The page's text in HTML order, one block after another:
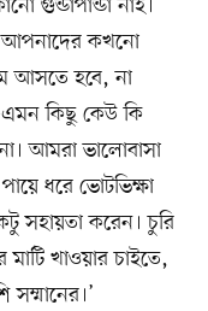
আপনাদের কখনো
আসতে হবে, না
কিছু কেউ কি
আমরা ভালোবাসা
ধরে ভোটভিক্ষা
সহায়তা করেন। চুরি
মাটি খাওয়ার চাইতে,
সম্মানের।’